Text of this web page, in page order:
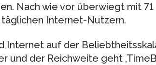
Nach wie vor überwiegt mit
Internet-Nutzern.
Internet auf der
und der Reichweite geht